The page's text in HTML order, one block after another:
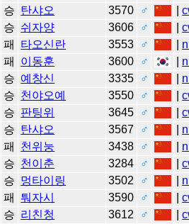
승 탄샤오 3570 ♂ |
승 쉬자양 3606 ♂ |
패 타오신란 3553 ♂
패 이동훈 3600 ♂
승 예창신 3335 ♂
승 천야오예 3550 ♂ |
승 판팅위 3645 ♂ |
승 탄샤오 3567 ♂
패 천위눙 3438 ♂
승 천이춘 3284 ♂ |
승 멍타이링 3502 ♂
패 퉈자시 3590 ♂ |
승 리친청 3612 ♂ |